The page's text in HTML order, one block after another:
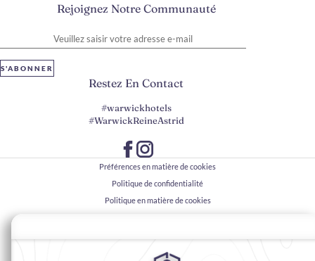
Rejoignez Notre Communauté
S'ABONNER
Restez En Contact
#warwickhotels
#WarwickReineAstrid
Préférences en matière de cookies
Politique de confidentialité
Politique en matière de cookies
Conditions générales de vente